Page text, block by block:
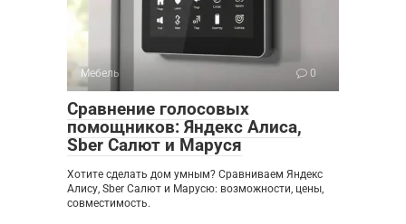
Мебель 0
Сравнение голосовых
помощников: Яндекс Алиса,
Sber Салют и Маруся
Хотите сделать дом умным? Сравниваем Яндекс
Алису, Sber Салют и Марусю: возможности, цены,
совместимость.